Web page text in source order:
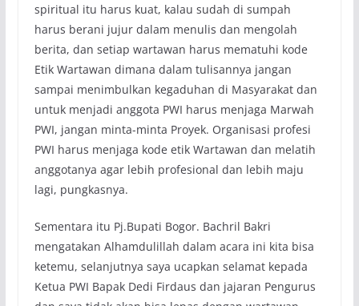
spiritual itu harus kuat, kalau sudah di sumpah
harus berani jujur dalam menulis dan mengolah
berita, dan setiap wartawan harus mematuhi kode
Etik Wartawan dimana dalam tulisannya jangan
sampai menimbulkan kegaduhan di Masyarakat dan
untuk menjadi anggota PWI harus menjaga Marwah
PWI, jangan minta-minta Proyek. Organisasi profesi
PWI harus menjaga kode etik Wartawan dan melatih
anggotanya agar lebih profesional dan lebih maju
lagi, pungkasnya.
Sementara itu Pj.Bupati Bogor. Bachril Bakri
mengatakan Alhamdulillah dalam acara ini kita bisa
ketemu, selanjutnya saya ucapkan selamat kepada
Ketua PWI Bapak Dedi Firdaus dan jajaran Pengurus